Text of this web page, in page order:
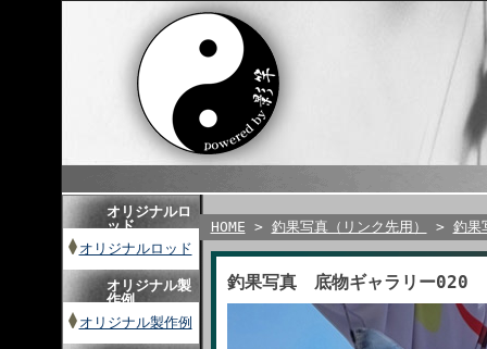
オリジナルロ
ッド
オリジナルロッド
オリジナル製
作例
オリジナル製作例
HOME > 釣果写真（リンク先用） > 釣果
釣果写真 底物ギャラリー020